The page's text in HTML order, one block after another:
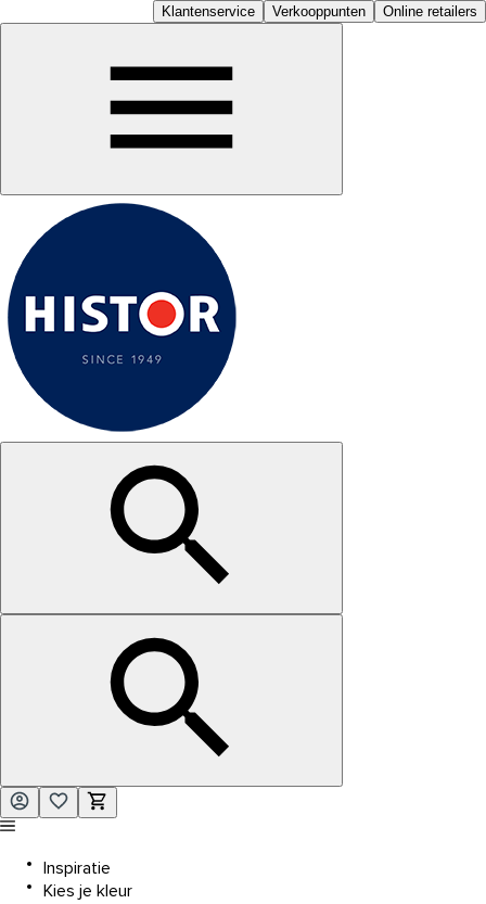
Klantenservice Verkooppunten Online retailers
Inspiratie
Kies je kleur